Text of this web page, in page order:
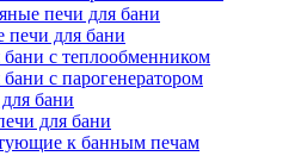
печи для бани
печи для бани
с теплообменником
с парогенератором
бани
для бани
к банным печам